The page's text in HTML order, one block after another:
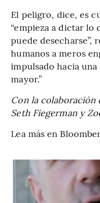
El peligro, dice, es
“empieza a dictar lo
puede desecharse”,
humanos a meros
impulsado hacia
mayor.”
Con la colaboración
Seth Fiegerman y
Lea más en